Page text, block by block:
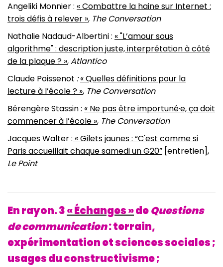
Angeliki Monnier : « Combattre la haine sur Internet :
trois défis à relever », The Conversation
Nathalie Nadaud-Albertini : « "L’amour sous
algorithme" : description juste, interprétation à côté
de la plaque ? »,Atlantico
Claude Poissenot :« Quelles définitions pour la
lecture à l’école ? », The Conversation
Bérengère Stassin : « Ne pas être importuné·e, ça doit
commencer à l’école », The Conversation
Jacques Walter : « Gilets jaunes : “C'est comme si
Paris accueillait chaque samedi un G20” [entretien],
Le Point
En rayon. 3« Échanges »deQuestions
de communication: terrain,
expérimentation et sciences sociales ;
usages du constructivisme ;